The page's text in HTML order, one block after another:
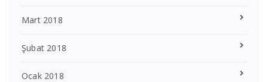
Mart 2018
Şubat 2018
Ocak 2018